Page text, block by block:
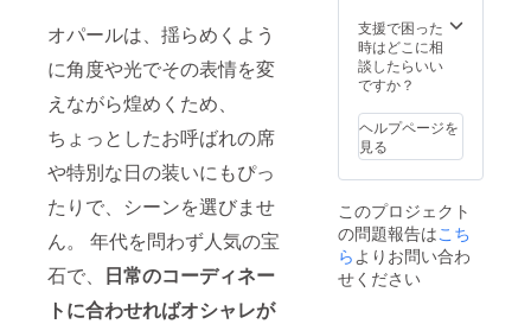
オパールは、揺らめくよう
に角度や光でその表情を変
えながら煌めくため、
ちょっとしたお呼ばれの席
や特別な日の装いにもぴっ
たりで、シーンを選びませ
ん。 年代を問わず人気の宝
石で、 日常のコーディネー
トに合わせればオシャレが
め、サ
ンプル
画像と
色合い
の出方
が異な
る場合
がござ
す。ご
了承く
ださ
い。"
ディス
プレイ
によっ
て色合
いが生
じる場
合がご
ざいま
了承下
さい。
※天然石
を使用
してい
価格に
は消費
税・送
料が含
す。 ※
ご注文
状況、
使用部
給状
況、製
造工程
上の都
合等に
支援で困った
時はどこに相
談したらいい
ですか？
ヘルプページを
見る
このプロジェクト
の問題報告はこち
ら よりお問い合わ
せください